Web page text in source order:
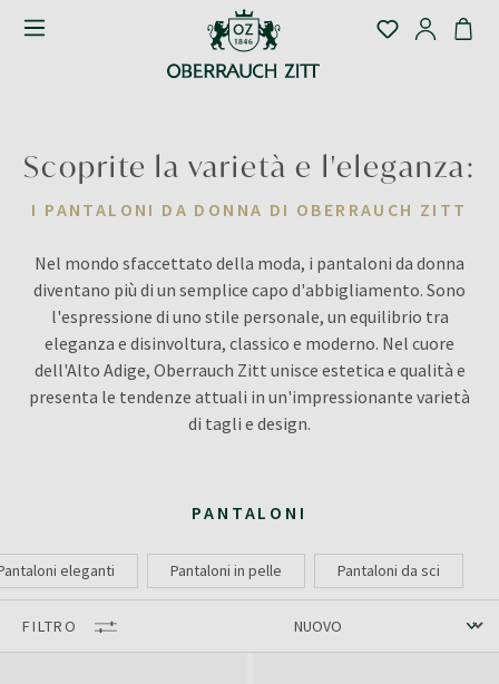
Scoprite la varietà e l'eleganza:
I PANTALONI DA DONNA DI OBERRAUCH ZITT
Nel mondo sfaccettato della moda, i pantaloni da donna
diventano più di un semplice capo d'abbigliamento. Sono
l'espressione di uno stile personale, un equilibrio tra
eleganza e disinvoltura, classico e moderno. Nel cuore
dell'Alto Adige, Oberrauch Zitt unisce estetica e qualità e
presenta le tendenze attuali in un'impressionante varietà
di tagli e design.
PANTALONI
eleganti Pantaloni in pelle Pantaloni da sci
FILTRO